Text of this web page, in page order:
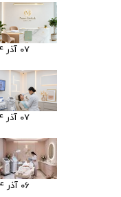
۰۷ آذر ۰۴
۰۷ آذر ۰۴
۰۶ آذر ۰۴